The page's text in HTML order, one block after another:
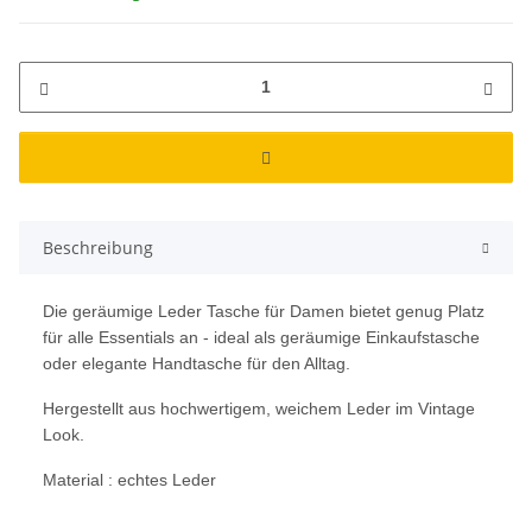
Beschreibung
Die geräumige Leder Tasche für Damen bietet genug Platz
für alle Essentials an - ideal als geräumige Einkaufstasche
oder elegante Handtasche für den Alltag.
Hergestellt aus hochwertigem, weichem Leder im Vintage
Look.
Material : echtes Leder